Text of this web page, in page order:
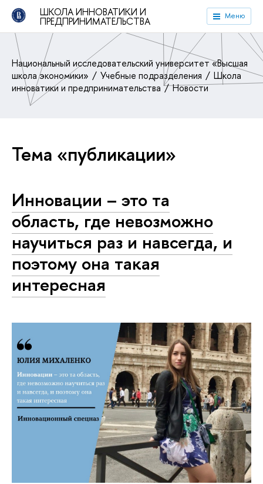
ШКОЛА ИННОВАТИКИ И
ПРЕДПРИНИМАТЕЛЬСТВА Меню
Национальный исследовательский университет «Высшая
школа экономики»
Учебные подразделения
Школа
инноватики и предпринимательства
Новости
Тема «публикации»
Инновации – это та
область, где невозможно
научиться раз и навсегда, и
поэтому она такая
интересная